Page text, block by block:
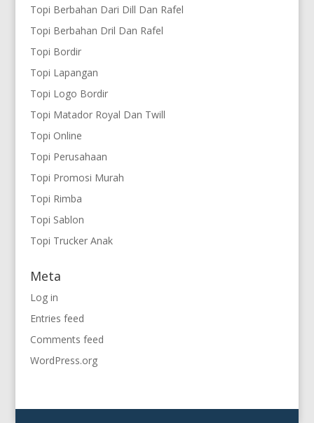
Topi Berbahan Dari Dill Dan Rafel
Topi Berbahan Dril Dan Rafel
Topi Bordir
Topi Lapangan
Topi Logo Bordir
Topi Matador Royal Dan Twill
Topi Online
Topi Perusahaan
Topi Promosi Murah
Topi Rimba
Topi Sablon
Topi Trucker Anak
Meta
Log in
Entries feed
Comments feed
WordPress.org